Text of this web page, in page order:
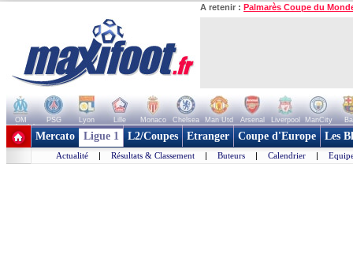
A retenir : Palmarès Coupe du
OM PSG Lyon Lille Monaco Chelsea Man Utd Arsenal Liverpool ManCity
+ de clubs
Mercato Ligue 1 L2/Coupes Etranger Coupe d'Europe Les
Actualité | Résultats & Classement | Buteurs | Calendrier |